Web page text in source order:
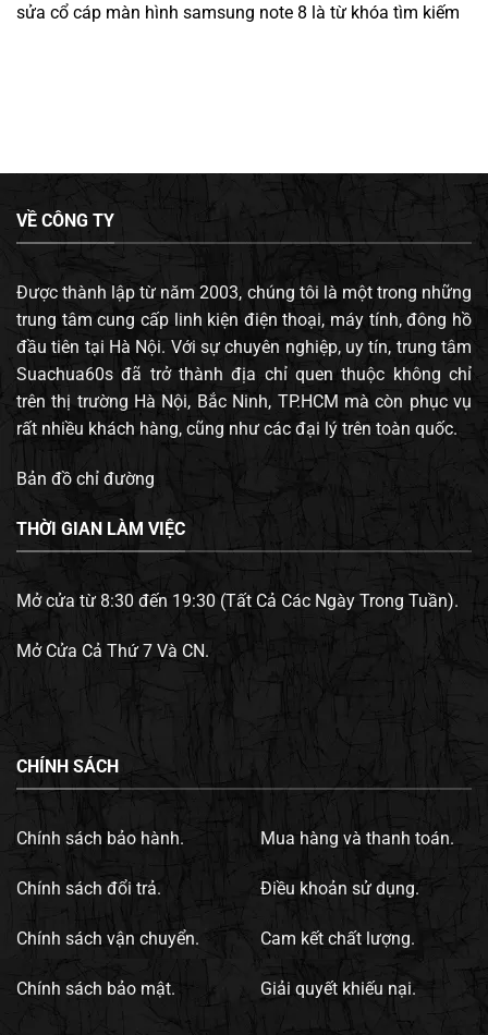
sửa cổ cáp màn hình samsung note 8 là từ khóa tìm kiếm
VỀ CÔNG TY
Được thành lập từ năm 2003, chúng tôi là một trong những
trung tâm cung cấp linh kiện điện thoại, máy tính, đông hồ
đầu tiên tại Hà Nội. Với sự chuyên nghiệp, uy tín, trung tâm
Suachua60s đã trở thành địa chỉ quen thuộc không chỉ
trên thị trường Hà Nội, Bắc Ninh, TP.HCM mà còn phục vụ
rất nhiều khách hàng, cũng như các đại lý trên toàn quốc.
Bản đồ chỉ đường
THỜI GIAN LÀM VIỆC
Mở cửa từ 8:30 đến 19:30 (Tất Cả Các Ngày Trong Tuần).
Mở Cửa Cả Thứ 7 Và CN.
CHÍNH SÁCH
Chính sách bảo hành.
Chính sách đổi trả.
Chính sách vận chuyển.
Chính sách bảo mật.
Mua hàng và thanh toán.
Điều khoản sử dụng.
Cam kết chất lượng.
Giải quyết khiếu nại.